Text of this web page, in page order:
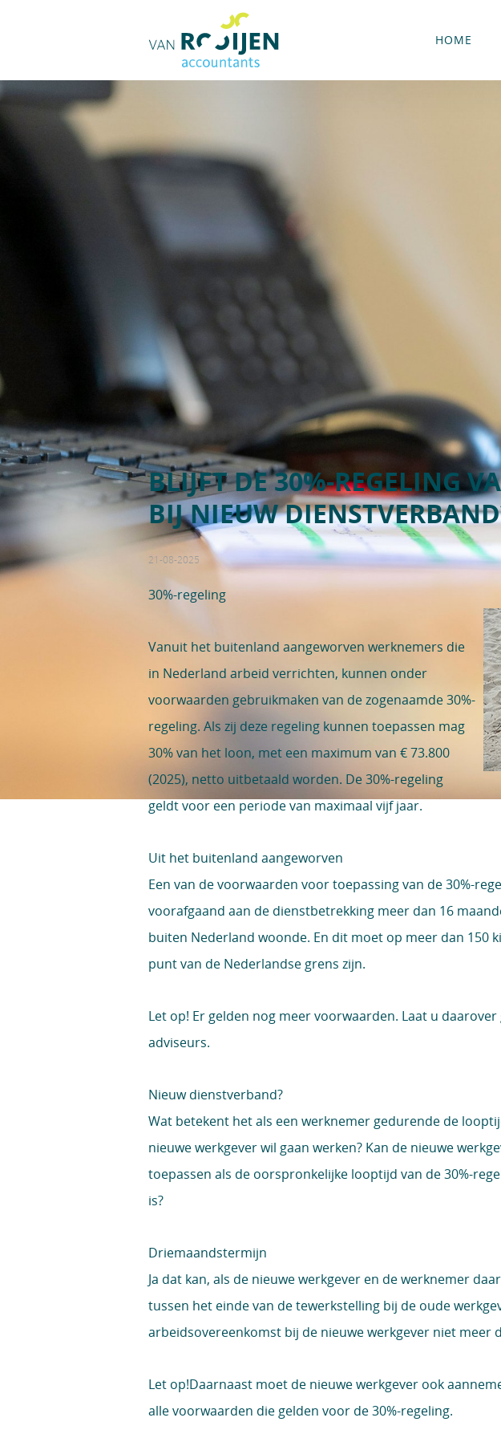
HOME
BLIJFT DE 30%-REGELING
BIJ NIEUW
21-08-2025
30%-regeling
Vanuit het buitenland aangeworven werknemers die
in Nederland arbeid verrichten, kunnen onder
voorwaarden gebruikmaken van de zogenaamde 30%-
regeling. Als zij deze regeling kunnen toepassen mag
30% van het loon, met een maximum van € 73.800
(2025), netto uitbetaald worden. De 30%-regeling
geldt voor een periode van maximaal vijf jaar.
Uit het buitenland aangeworven
Een van de voorwaarden voor toepassing van de 30%-
voorafgaand aan de dienstbetrekking meer dan 16
buiten Nederland woonde. En dit moet op meer dan 150
punt van de Nederlandse grens zijn.
Let op! Er gelden nog meer voorwaarden. Laat u
adviseurs.
Nieuw dienstverband?
Wat betekent het als een werknemer gedurende de
nieuwe werkgever wil gaan werken? Kan de nieuwe
toepassen als de oorspronkelijke looptijd van de 30%-
is?
Driemaandstermijn
Ja dat kan, als de nieuwe werkgever en de werknemer
tussen het einde van de tewerkstelling bij de oude
arbeidsovereenkomst bij de nieuwe werkgever niet meer
Let op!Daarnaast moet de nieuwe werkgever ook
alle voorwaarden die gelden voor de 30%-regeling.